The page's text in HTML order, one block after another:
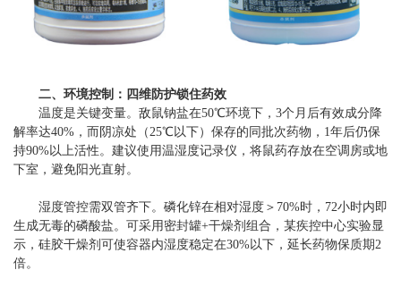
二、环境控制：四维防护锁住药效
温度是关键变量。敌鼠钠盐在50℃环境下，3个月后有效成分降
解率达40%，而阴凉处（25℃以下）保存的同批次药物，1年后仍保
持90%以上活性。建议使用温湿度记录仪，将鼠药存放在空调房或地
下室，避免阳光直射。
湿度管控需双管齐下。磷化锌在相对湿度＞70%时，72小时内即
生成无毒的磷酸盐。可采用密封罐+干燥剂组合，某疾控中心实验显
示，硅胶干燥剂可使容器内湿度稳定在30%以下，延长药物保质期2
倍。